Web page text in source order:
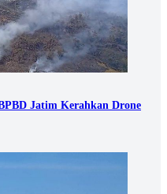
Jatim Kerahkan Drone